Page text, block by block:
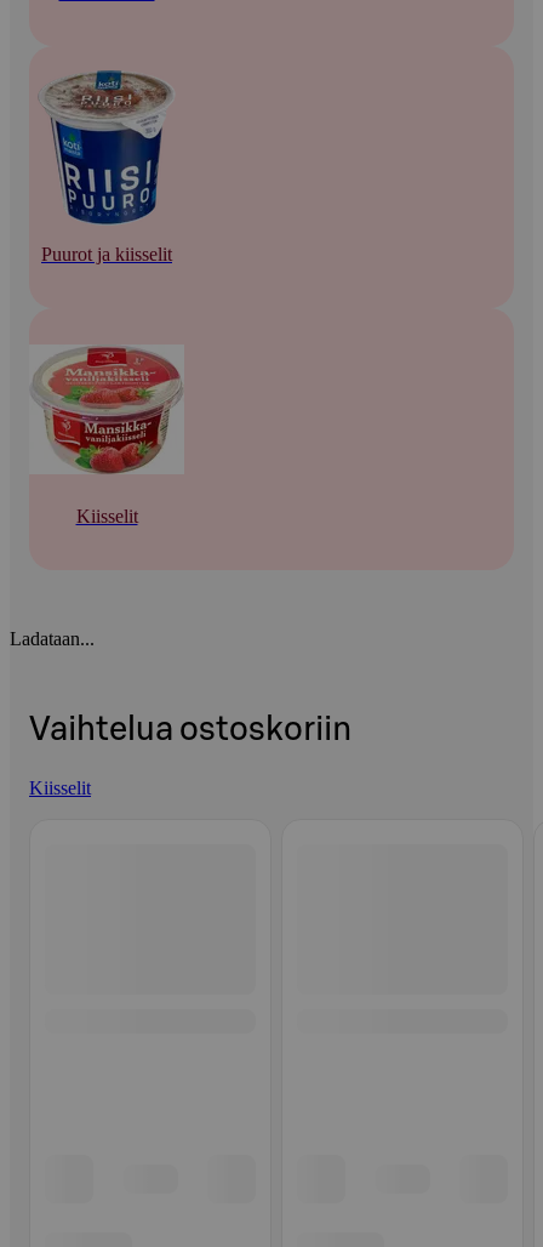
Puurot ja kiisselit
Kiisselit
Ladataan...
Vaihtelua ostoskoriin
Kiisselit